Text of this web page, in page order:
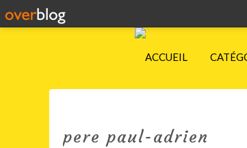
ACCUEIL
pere paul-adrien